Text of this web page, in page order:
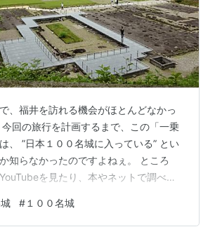
、福井を訪れる機会がほとんどなかっ
回の旅行を計画するまで、この「一乗
、 ”日本１００名城に入っている” とい
知らなかったのですよねぇ。 ところ
を見たり、本やネットで調べて
した。 「一乗谷城」は、戦国大名の朝
３年間にわたって、越前支配の拠点と
# １００名城